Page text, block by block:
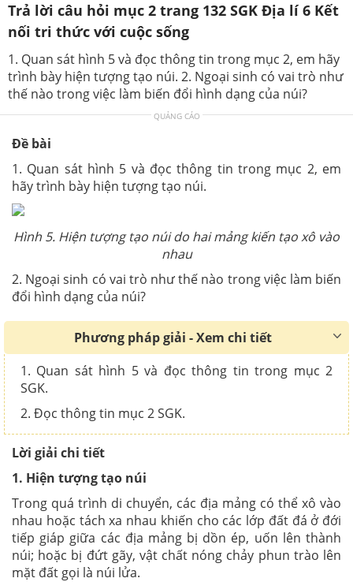
Trả lời câu hỏi mục 2 trang 132 SGK Địa lí 6 Kết
nối tri thức với cuộc sống
1. Quan sát hình 5 và đọc thông tin trong mục 2, em hãy
trình bày hiện tượng tạo núi. 2. Ngoại sinh có vai trò như
thế nào trong việc làm biến đổi hình dạng của núi?
QUẢNG CÁO
Đề bài
1. Quan sát hình 5 và đọc thông tin trong mục 2, em
hãy trình bày hiện tượng tạo núi.
Hình 5. Hiện tượng tạo núi do hai mảng kiến tạo xô vào
nhau
2. Ngoại sinh có vai trò như thế nào trong việc làm biến
đổi hình dạng của núi?
Phương pháp giải - Xem chi tiết
1. Quan sát hình 5 và đọc thông tin trong mục 2
SGK.
2. Đọc thông tin mục 2 SGK.
Lời giải chi tiết
1. Hiện tượng tạo núi
Trong quá trình di chuyển, các địa mảng có thể xô vào
nhau hoặc tách xa nhau khiến cho các lớp đất đá ở đới
tiếp giáp giữa các địa mảng bị dồn ép, uốn lên thành
núi; hoặc bị đứt gãy, vật chất nóng chảy phun trào lên
mặt đất gọi là núi lửa.